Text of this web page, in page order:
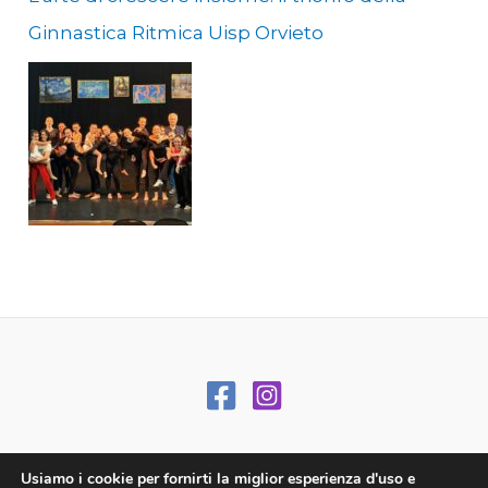
Aerobico: Lunedì e venerdì alle ore 18:30.
Zumba: Mercoledì e venerdì alle ore 19:30.
Total Body: Mercoledì alle ore 18:30. Mobility:
Lunedì alle ore 19:30. Attività Fisica Adattata
alle ore 10:00 e alle ore 16:30. Sala Pesi e
personalizzato, la sala pesi osserverà i
10:00 alle 20:30. Sabato: dalle 10:00 alle 13:00. In
Ginnastica Ritmica Uisp Orvieto
Usiamo i cookie per fornirti la miglior esperienza d'uso e